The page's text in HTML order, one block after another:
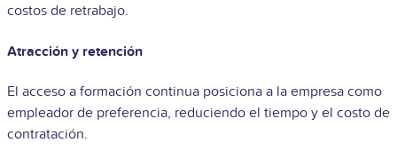
costos de retrabajo.
Atracción y retención
El acceso a formación continua posiciona a la empresa como
empleador de preferencia, reduciendo el tiempo y el costo de
contratación.